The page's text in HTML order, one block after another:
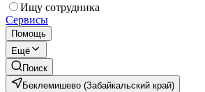
Ищу сотрудника
Сервисы
Помощь
Ещё
Поиск
Беклемишево (Забайкальский край)